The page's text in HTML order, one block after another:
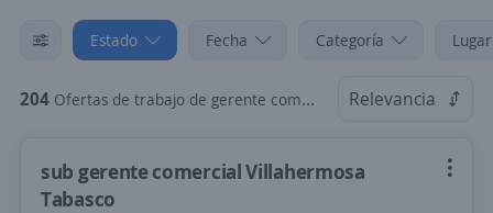
Estado Fecha Categoría
204 Ofertas de trabajo de gerente comercial en Tabasco Relevancia
sub gerente comercial Villahermosa
Tabasco